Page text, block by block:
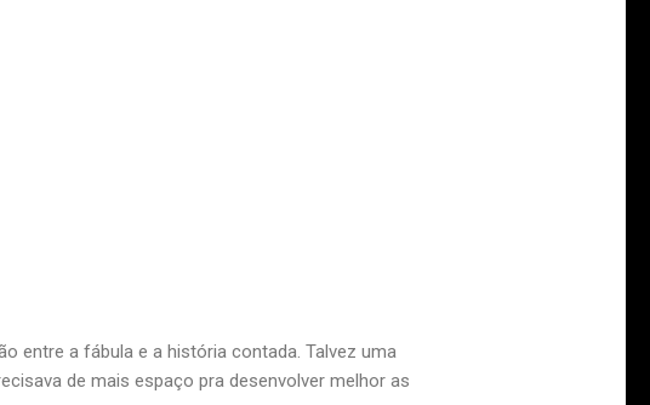
entre a fábula e a história contada. Talvez uma
de mais espaço pra desenvolver melhor as